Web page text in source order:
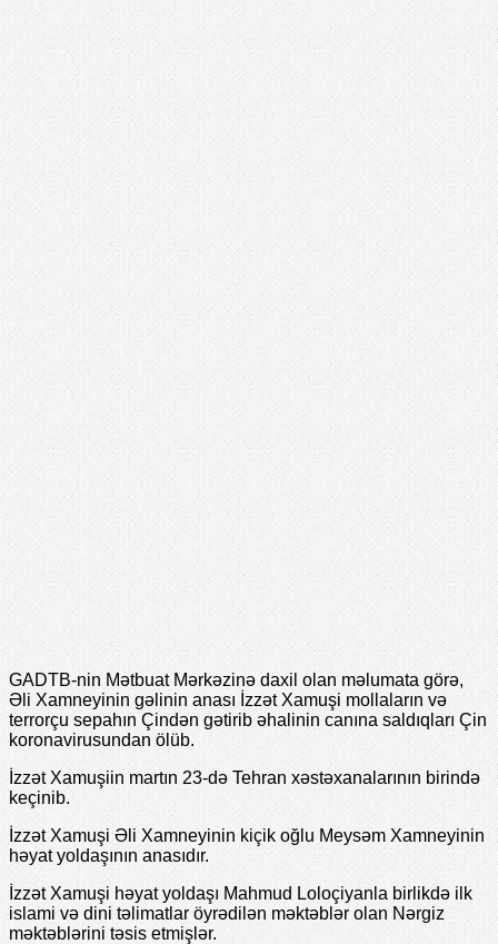
GADTB-nin Mətbuat Mərkəzinə daxil olan məlumata görə,
Əli Xamneyinin gəlinin anası İzzət Xamuşi mollaların və
terrorçu sepahın Çindən gətirib əhalinin canına saldıqları Çin
koronavirusundan ölüb.
İzzət Xamuşiin martın 23-də Tehran xəstəxanalarının birində
keçinib.
İzzət Xamuşi Əli Xamneyinin kiçik oğlu Meysəm Xamneyinin
həyat yoldaşının anasıdır.
İzzət Xamuşi həyat yoldaşı Mahmud Loloçiyanla birlikdə ilk
islami və dini təlimatlar öyrədilən məktəblər olan Nərgiz
məktəblərini təsis etmişlər.